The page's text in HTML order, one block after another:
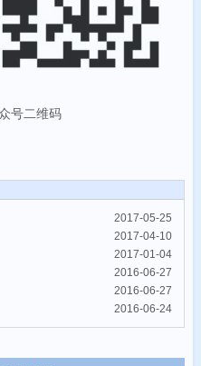
号二维码
2017-05-25
2017-04-10
2017-01-04
2016-06-27
2016-06-27
2016-06-24